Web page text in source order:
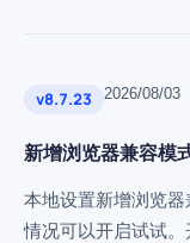
Local API
批量环境
社媒营销
合作伙伴
预约演示
登录
v8.7.23 2026/08/03
新增浏览器兼容模
本地设置新增浏览
情况可以开启试试